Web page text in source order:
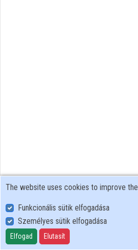
User Policy
Adatkezelési tájékoztató (en)
Cookie Policy
The website uses cookies to improve
Funkcionális sütik elfogadása
Személyes sütik elfogadása
Elfogad Elutasít